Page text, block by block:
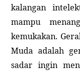
kalangan
mampu
kemukakan.
Muda adalah
sadar ingin